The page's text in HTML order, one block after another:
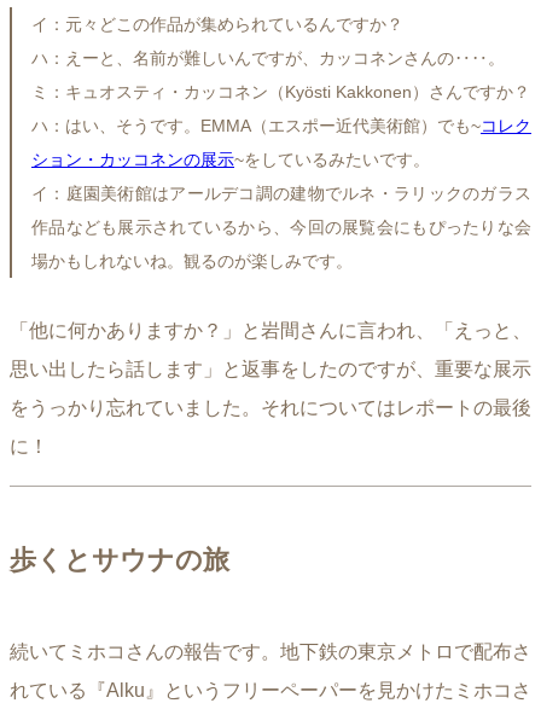
イ：元々どこの作品が集められているんですか？
ハ：えーと、名前が難しいんですが、カッコネンさんの‥‥。
ミ：キュオスティ・カッコネン（Kyösti Kakkonen）さんですか？
ハ：はい、そうです。EMMA（エスポー近代美術館）でも~コレク
ション・カッコネンの展示~をしているみたいです。
イ：庭園美術館はアールデコ調の建物でルネ・ラリックのガラス
作品なども展示されているから、今回の展覧会にもぴったりな会
場かもしれないね。観るのが楽しみです。
「他に何かありますか？」と岩間さんに言われ、「えっと、
思い出したら話します」と返事をしたのですが、重要な展示
をうっかり忘れていました。それについてはレポートの最後
に！
歩くとサウナの旅
続いてミホコさんの報告です。地下鉄の東京メトロで配布さ
れている『Alku』というフリーペーパーを見かけたミホコさ